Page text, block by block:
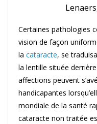
Certaines pathologies
vision de façon
la cataracte, se
la lentille située derrière
affections peuvent
handicapantes
mondiale de la santé
cataracte non traitée